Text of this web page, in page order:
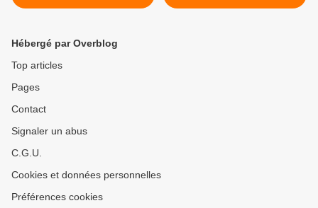
avant la réponse…
mars 2015 >
Hébergé par Overblog
Top articles
Pages
Contact
Signaler un abus
C.G.U.
Cookies et données personnelles
Préférences cookies